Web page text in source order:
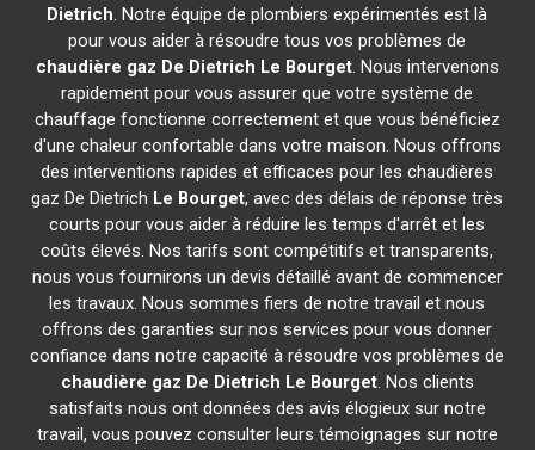
Dietrich. Notre équipe de plombiers expérimentés est là
pour vous aider à résoudre tous vos problèmes de
chaudière gaz De Dietrich Le Bourget. Nous intervenons
rapidement pour vous assurer que votre système de
chauffage fonctionne correctement et que vous bénéficiez
d'une chaleur confortable dans votre maison. Nous offrons
des interventions rapides et efficaces pour les chaudières
gaz De Dietrich Le Bourget, avec des délais de réponse très
courts pour vous aider à réduire les temps d'arrêt et les
coûts élevés. Nos tarifs sont compétitifs et transparents,
nous vous fournirons un devis détaillé avant de commencer
les travaux. Nous sommes fiers de notre travail et nous
offrons des garanties sur nos services pour vous donner
confiance dans notre capacité à résoudre vos problèmes de
chaudière gaz De Dietrich Le Bourget. Nos clients
satisfaits nous ont données des avis élogieux sur notre
travail, vous pouvez consulter leurs témoignages sur notre